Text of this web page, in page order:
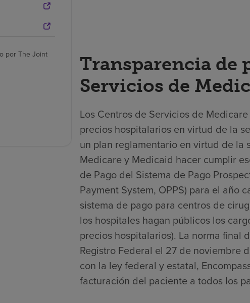
por The Joint
Transparencia de
Servicios de
Los Centros de Servicios de
precios hospitalarios en virtud de la
un plan reglamentario en virtud de la
Medicare y Medicaid hacer cumplir
de Pago del Sistema de Pago
Payment System, OPPS) para el año
sistema de pago para centros de
los hospitales hagan públicos los
precios hospitalarios). La norma final
Registro Federal el 27 de noviembre
con la ley federal y estatal,
facturación del paciente a todos los